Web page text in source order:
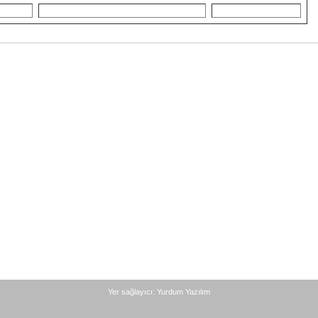
Yer sağlayıcı: Yurdum Yazılım